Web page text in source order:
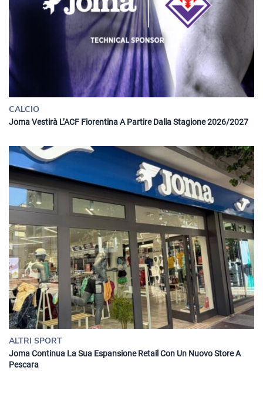
CALCIO
Joma Vestirà L’ACF Fiorentina A Partire Dalla Stagione 2026/2027
ALTRI SPORT
Joma Continua La Sua Espansione Retail Con Un Nuovo Store A
Pescara